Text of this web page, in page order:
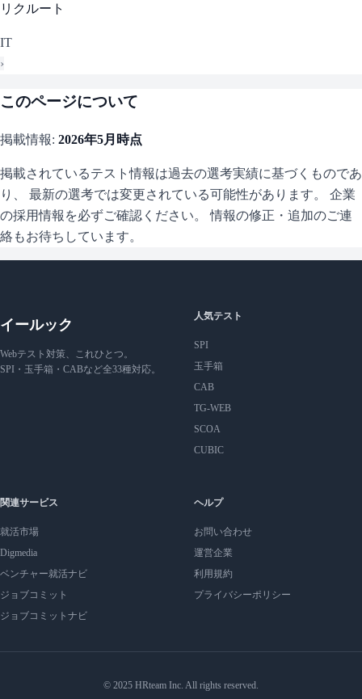
リクルート
IT
›
このページについて
掲載情報: 2026年5月 時点
掲載されているテスト情報は過去の選考実績に基づくものであ
り、 最新の選考では変更されている可能性があります。 企業
の採用情報を必ずご確認ください。 情報の修正・追加のご連
絡もお待ちしています。
イールック
Webテスト対策、これひとつ。
SPI・玉手箱・CABなど全33種対応。
人気テスト
SPI
玉手箱
CAB
TG-WEB
SCOA
CUBIC
関連サービス
就活市場
Digmedia
ベンチャー就活ナビ
ジョブコミット
ジョブコミットナビ
ヘルプ
お問い合わせ
運営企業
利用規約
プライバシーポリシー
© 2025 HRteam Inc. All rights reserved.